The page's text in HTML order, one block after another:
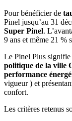
Pour bénéficier de
Pinel jusqu’au 31
Super Pinel.
9 ans et même 21 %
Le Pinel Plus signifie
politique de la ville
performance
vigueur ) et
confort.
Les critères retenus